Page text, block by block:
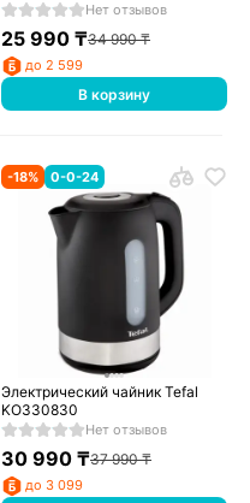
Нет отзывов
25 990 ₸34 990₸
до 2 599
В корзину
-18% 0-0-24
Электрический чайник Tefal
KO330830
Нет отзывов
30 990 ₸37 990₸
до 3 099